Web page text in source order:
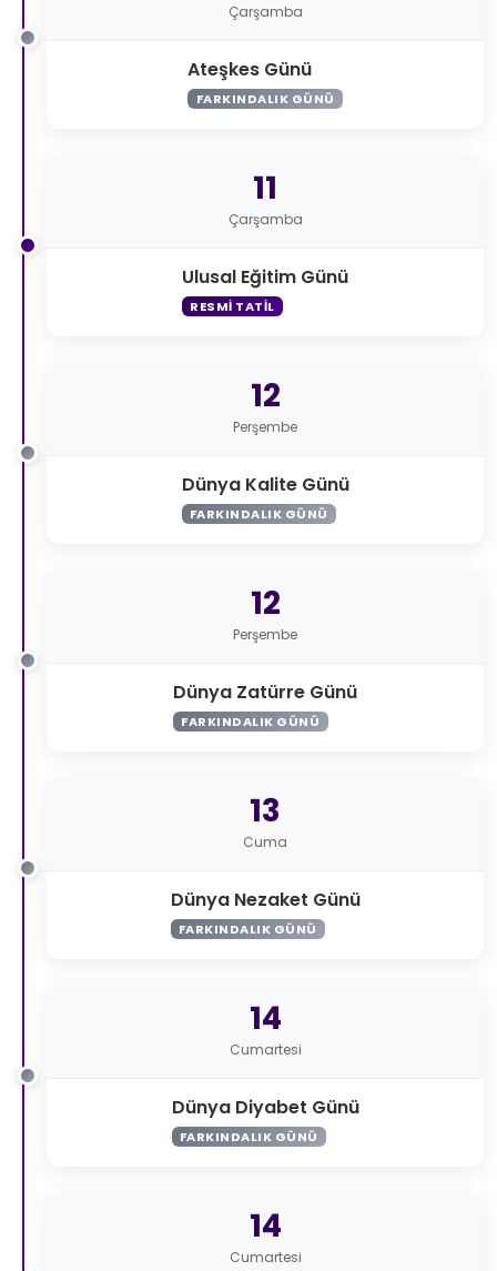
Çarşamba
Ateşkes Günü
FARKINDALIK GÜNÜ
11
Çarşamba
Ulusal Eğitim Günü
RESMI TATIL
12
Perşembe
Dünya Kalite Günü
FARKINDALIK GÜNÜ
12
Perşembe
Dünya Zatürre Günü
FARKINDALIK GÜNÜ
13
Cuma
Dünya Nezaket Günü
FARKINDALIK GÜNÜ
14
Cumartesi
Dünya Diyabet Günü
FARKINDALIK GÜNÜ
14
Cumartesi